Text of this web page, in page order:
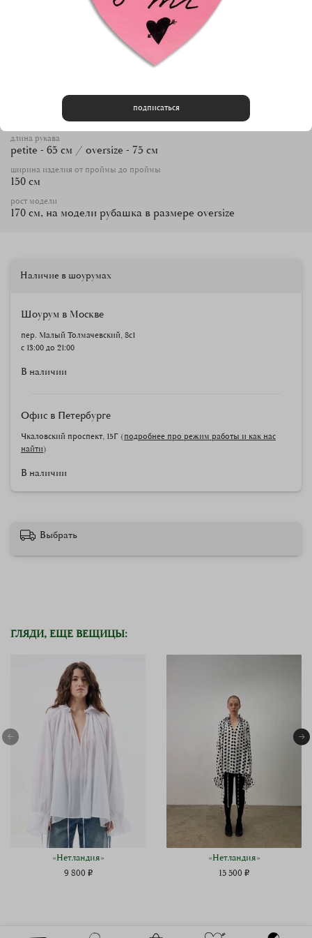
Ночная рубашка «Венди», как и все мы, любит бережный
уход. Ей подойдет ручная стирка в теплой воде или
машинная при температуре до 40 градусов и до 800
petite - 120 см / oversize - 130 см
длина рукава
petite - 65 см / oversize - 75 см
ширина изделия от проймы до проймы
150 см
рост модели
170 см, на модели рубашка в размере oversize
Наличие в шоурумах
Шоурум в Москве
пер. Малый Толмачевский, 8с1
с 13:00 до 21:00
В наличии
Офис в Петербурге
Чкаловский проспект, 15Г (подробнее про режим работы и как нас
найти)
В наличии
Выбрать
ГЛЯДИ, ЕЩЕ ВЕЩИЦЫ:
«Нетландия»
9 800 ₽
«Нетландия»
15 500 ₽
подписаться